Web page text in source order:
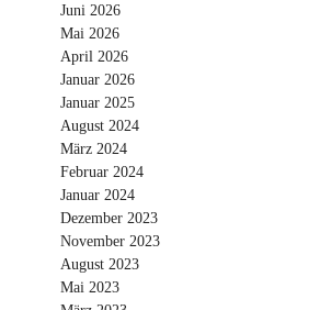
Juni 2026
Mai 2026
April 2026
Januar 2026
Januar 2025
August 2024
März 2024
Februar 2024
Januar 2024
Dezember 2023
November 2023
August 2023
Mai 2023